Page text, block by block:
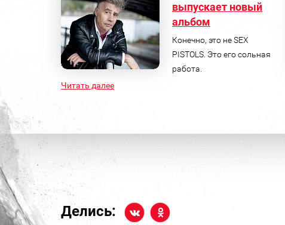
выпускает новый
альбом
Конечно, это не SEX
PISTOLS. Это его сольная
работа.
Читать далее
Делись: